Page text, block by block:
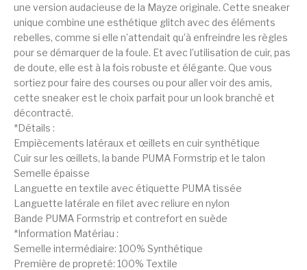
une version audacieuse de la Mayze originale. Cette sneaker
unique combine une esthétique glitch avec des éléments
rebelles, comme si elle n’attendait qu’à enfreindre les règles
pour se démarquer de la foule. Et avec l’utilisation de cuir, pas
de doute, elle est à la fois robuste et élégante. Que vous
sortiez pour faire des courses ou pour aller voir des amis,
cette sneaker est le choix parfait pour un look branché et
décontracté.
*Détails :
Empiècements latéraux et œillets en cuir synthétique
Cuir sur les œillets, la bande PUMA Formstrip et le talon
Semelle épaisse
Languette en textile avec étiquette PUMA tissée
Languette latérale en filet avec reliure en nylon
Bande PUMA Formstrip et contrefort en suède
*Information Matériau :
Semelle intermédiaire: 100% Synthétique
Première de propreté: 100% Textile